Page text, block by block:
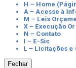
H – Home
A – Acesse à
M – Leis
X – Execução
N – Contato
I – E-Sic
L – Licitações e
Fechar